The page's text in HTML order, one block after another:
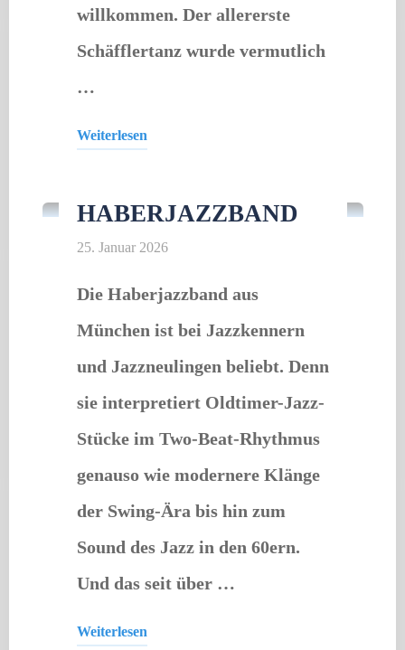
willkommen. Der allererste
Schäfflertanz wurde vermutlich
…
Weiterlesen
kommen
nach
HABERJAZZBAND
25. Januar 2026
Die Haberjazzband aus
München ist bei Jazzkennern
und Jazzneulingen beliebt. Denn
sie interpretiert Oldtimer-Jazz-
Stücke im Two-Beat-Rhythmus
genauso wie modernere Klänge
der Swing-Ära bis hin zum
Sound des Jazz in den 60ern.
Und das seit über …
Weiterlesen